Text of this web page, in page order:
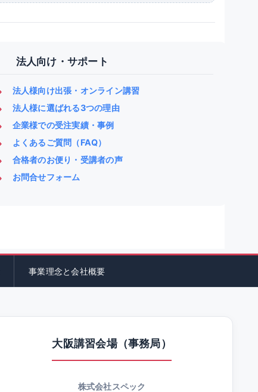
法人向け・サポート
法人様向け出張・オンライン講習
法人様に選ばれる3つの理由
企業様での受注実績・事例
よくあるご質問（FAQ）
合格者のお便り・受講者の声
お問合せフォーム
事業理念と会社概要
大阪講習会場（事務局）
株式会社スペック